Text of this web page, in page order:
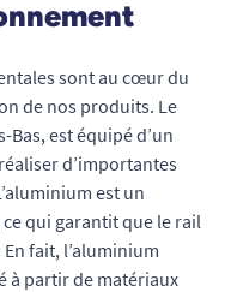
sont au cœur du
de nos produits. Le
Bas, est équipé d’un
d’importantes
est un
qui garantit que le rail
fait, l’aluminium
à partir de matériaux